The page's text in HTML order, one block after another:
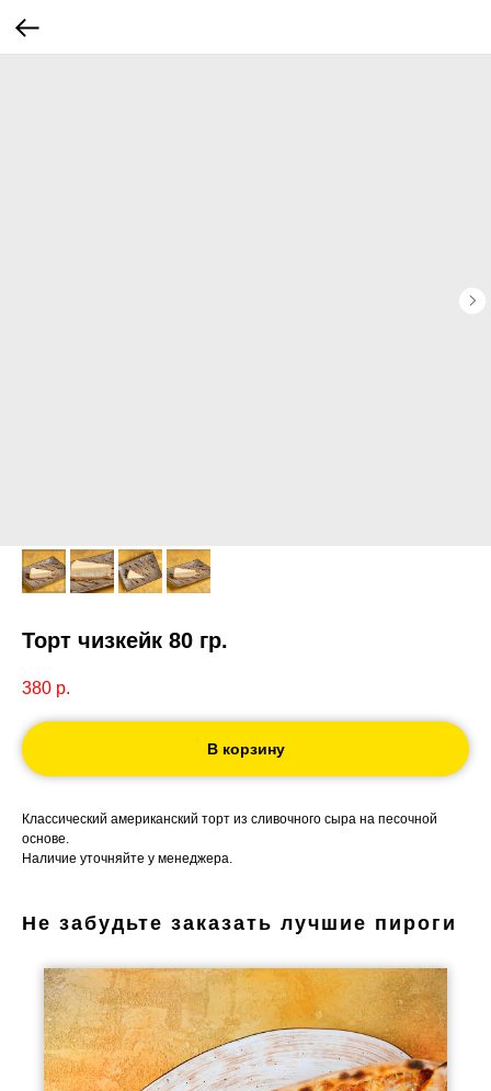
Торт чизкейк 80 гр.
380 р.
В корзину
Классический американский торт из сливочного сыра на песочной
основе.
Наличие уточняйте у менеджера.
Не забудьте заказать лучшие пироги